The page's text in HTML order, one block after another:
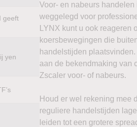
geeft
yen
Voor- en nabeurs handelen
weggelegd voor
LYNX kunt u ook reageren
koersbewegingen die
handelstijden
aan de bekendmaking van
Zscaler voor- of nabeurs.
Houd er wel rekening mee
reguliere handelstijden
leiden tot een grotere